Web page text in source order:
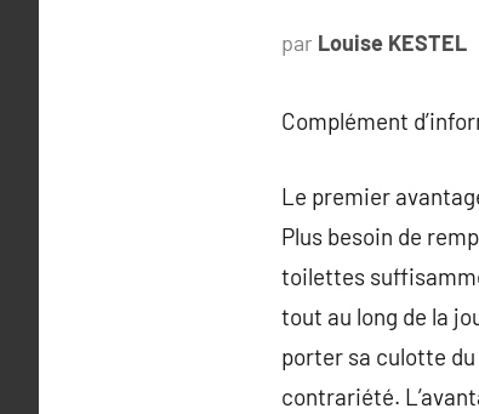
par Louise KESTEL
Complément
Le premier
Plus besoin de
toilettes
tout au long de la
porter sa culotte
contrariété.